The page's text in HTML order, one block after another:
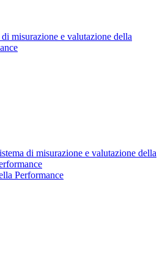
di misurazione e valutazione della
di misurazione e valutazione della
Performance